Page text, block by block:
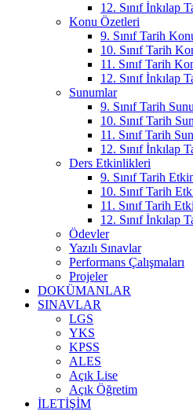
12. Sınıf İnkılap
Konu Özetleri
9. Sınıf Tarih
10. Sınıf Tarih
11. Sınıf Tarih
12. Sınıf İnkılap
Sunumlar
9. Sınıf Tarih
10. Sınıf Tarih
11. Sınıf Tarih
12. Sınıf İnkılap
Ders Etkinlikleri
9. Sınıf Tarih
10. Sınıf Tarih
11. Sınıf Tarih
12. Sınıf İnkılap
Ödevler
Yazılı Sınavlar
Performans Çalışmaları
Projeler
DOKÜMANLAR
SINAVLAR
LGS
YKS
KPSS
ALES
Açık Lise
Açık Öğretim
İLETIŞIM